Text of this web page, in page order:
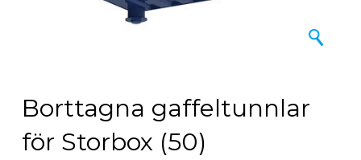
Borttagna gaffeltunnlar
för Storbox (50)